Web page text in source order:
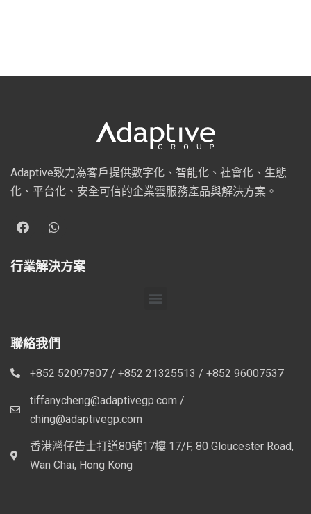
Adaptive致力為客戶提供數字化、智能化、社會化、生態
化、平台化、安全可信的企業雲服務產品與解決方案。
行業解決方案
聯絡我們
+852 52097807 / +852 21325513 / +852 96007537
tiffanycheng@adaptivegp.com /
ching@adaptivegp.com
香港灣仔告士打道80號17樓 17/F, 80 Gloucester Road,
Wan Chai, Hong Kong